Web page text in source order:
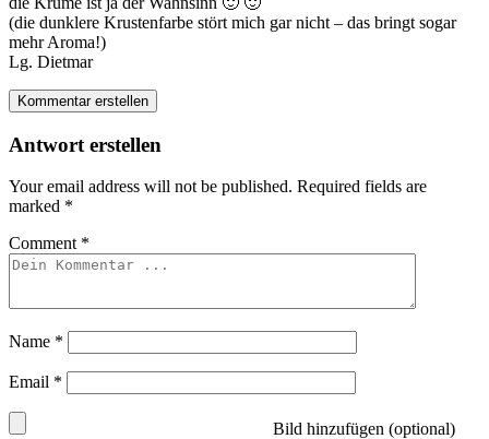
(die dunklere Krustenfarbe stört mich gar nicht – das bringt sogar
mehr Aroma!)
Lg. Dietmar
Kommentar erstellen
Antwort erstellen
Your email address will not be published. Required fields are
marked *
Comment *
Name *
Email *
Bild hinzufügen (optional)